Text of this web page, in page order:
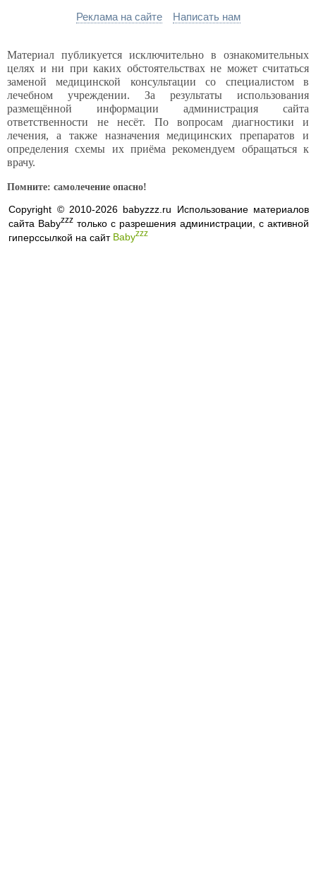
Реклама на сайте Написать нам
Материал публикуется исключительно в ознакомительных
целях и ни при каких обстоятельствах не может считаться
заменой медицинской консультации со специалистом в
лечебном учреждении. За результаты использования
размещённой информации администрация сайта
ответственности не несёт. По вопросам диагностики и
лечения, а также назначения медицинских препаратов и
определения схемы их приёма рекомендуем обращаться к
врачу.
Помните: самолечение опасно!
Copyright © 2010-2026 babyzzz.ru Использование материалов
сайта Babyzzz только с разрешения администрации, с активной
гиперссылкой на сайт Babyzzz